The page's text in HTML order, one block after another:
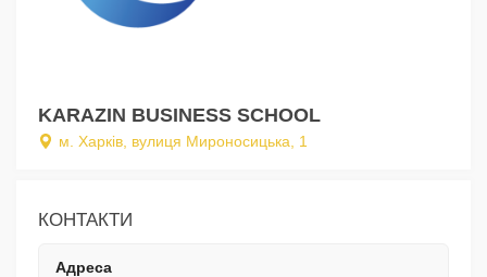
KARAZIN BUSINESS SCHOOL
м. Харків, вулиця Мироносицька, 1
КОНТАКТИ
Адреса